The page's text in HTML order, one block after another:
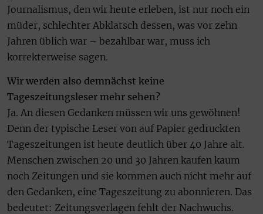
Journalismus, den wir heute erleben, ist nur noch ein
müder, schlechter Abklatsch dessen, was vor zehn
Jahren üblich war – bezahlbar war, muss ich
korrekterweise sagen.
Wir werden also demnächst keine
Tageszeitungsleser mehr sehen?
Ja. An diesen Gedanken müssen wir uns gewöhnen!
Denn der typische Leser von auf Papier gedruckten
Tageszeitungen ist heute deutlich über 40 Jahre alt.
Menschen zwischen 20 und 30 Jahren kaufen kaum
noch Zeitungen und sie kommen auch nicht mehr auf
den Gedanken, eine Tageszeitung zu abonnieren. Das
bedeutet: Zeitungsverlagen fehlt der Nachwuchs.